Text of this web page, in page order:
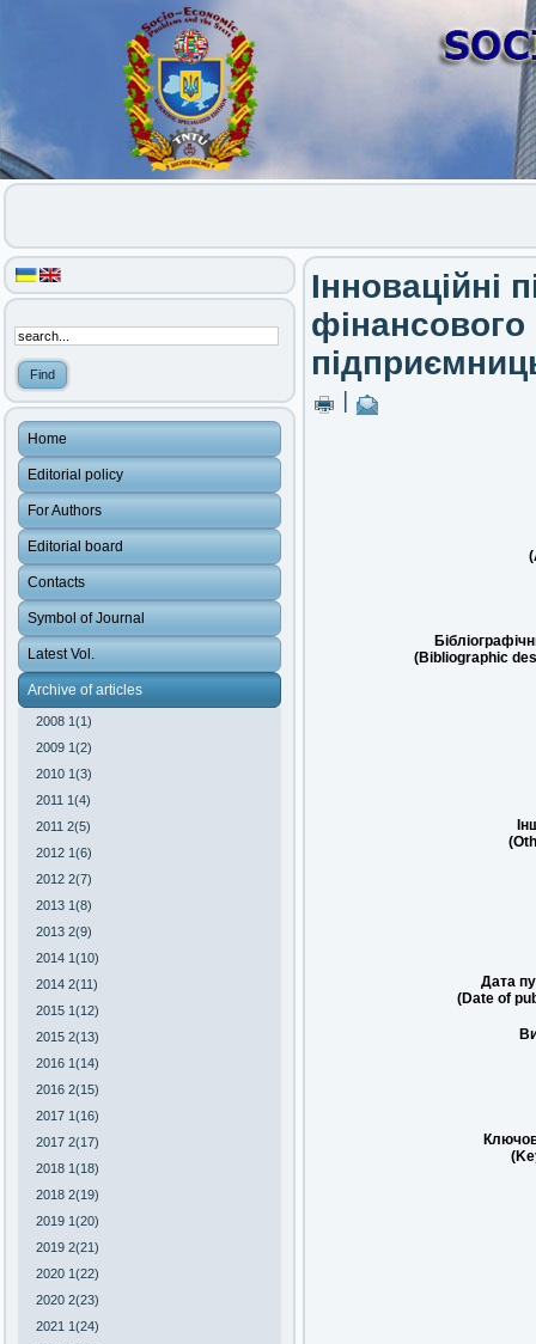
Home
Editorial policy
For Authors
Editorial board
Contacts
Symbol of Journal
Latest Vol.
Archive of articles
2008 1(1)
2009 1(2)
2010 1(3)
2011 1(4)
2011 2(5)
2012 1(6)
2012 2(7)
2013 1(8)
2013 2(9)
2014 1(10)
2014 2(11)
2015 1(12)
2015 2(13)
2016 1(14)
2016 2(15)
2017 1(16)
2017 2(17)
2018 1(18)
2018 2(19)
2019 1(20)
2019 2(21)
2020 1(22)
2020 2(23)
2021 1(24)
Інноваційні
фінансового
(Bibliographic
Дата
(Date of